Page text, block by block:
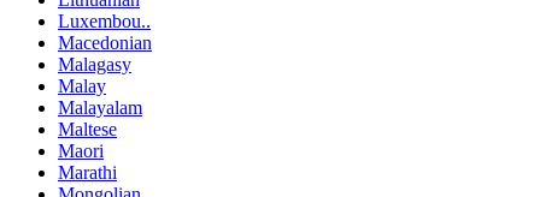
Luxembou..
Macedonian
Malagasy
Malay
Malayalam
Maltese
Maori
Marathi